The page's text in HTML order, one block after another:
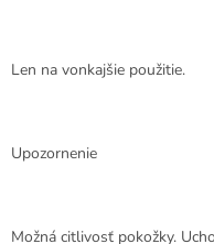
Len na vonkajšie použitie.
Upozornenie
Možná citlivosť pokožky.